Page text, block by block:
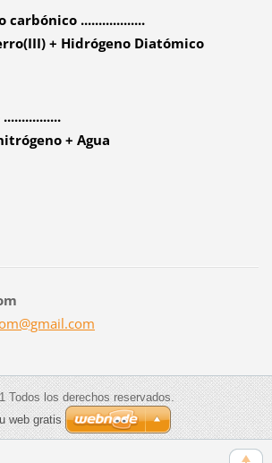
..................
+ Hidrógeno Diatómico
+ Agua
l.com
Todos los derechos reservados.
web gratis